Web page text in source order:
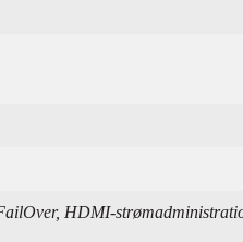
HDMI-